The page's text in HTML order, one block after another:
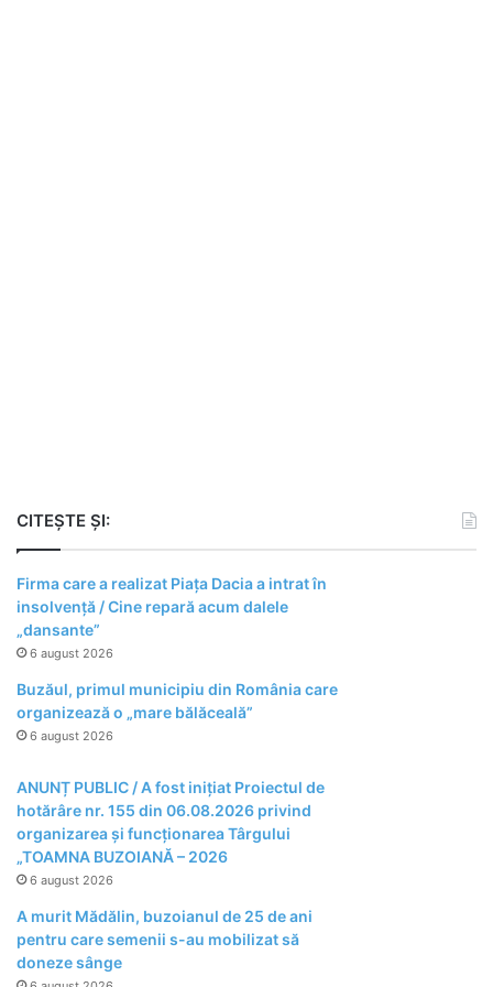
CITEȘTE ȘI:
Firma care a realizat Piața Dacia a intrat în
insolvență / Cine repară acum dalele
„dansante”
6 august 2026
Buzăul, primul municipiu din România care
organizează o „mare bălăceală”
6 august 2026
ANUNȚ PUBLIC / A fost inițiat Proiectul de
hotărâre nr. 155 din 06.08.2026 privind
organizarea şi funcţionarea Târgului
„TOAMNA BUZOIANĂ – 2026
6 august 2026
A murit Mădălin, buzoianul de 25 de ani
pentru care semenii s-au mobilizat să
doneze sânge